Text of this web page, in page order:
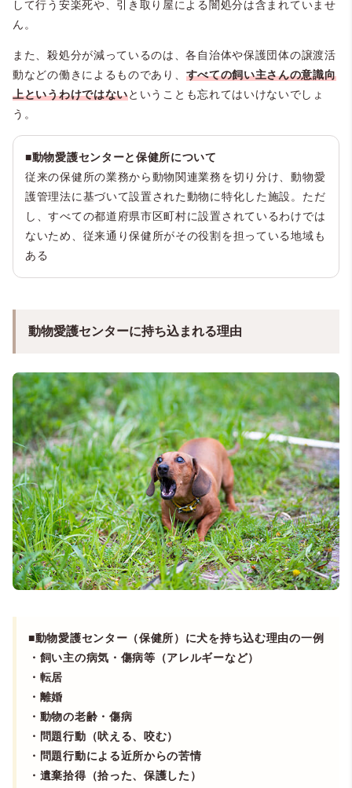
平成25年度 60,811 28,570
平成26年度 53,173 21,593
平成28年度 41,175 10,424
平成29年度 38,511
平成30年度 35,535 7,687
令和元年度 32,561 5,635
令和2年度 27,635 4,059
して行う安楽死や、引き取り屋による闇処分は含まれていませ
ん。
また、殺処分が減っているのは、各自治体や保護団体の譲渡活
動などの働きによるものであり、 すべての飼い主さんの意識向
上というわけではないということも忘れてはいけないでしょ
う。
■動物愛護センターと保健所について
従来の保健所の業務から動物関連業務を切り分け、動物愛
護管理法に基づいて設置された動物に特化した施設。ただ
し、すべての都道府県市区町村に設置されているわけでは
ないため、従来通り保健所がその役割を担っている地域も
ある
動物愛護センターに持ち込まれる理由
■動物愛護センター（保健所）に犬を持ち込む理由の一例
・飼い主の病気・傷病等（アレルギーなど）
・転居
・離婚
・動物の老齢・傷病
・問題行動（吠える、咬む）
・問題行動による近所からの苦情
・遺棄拾得（拾った、保護した）